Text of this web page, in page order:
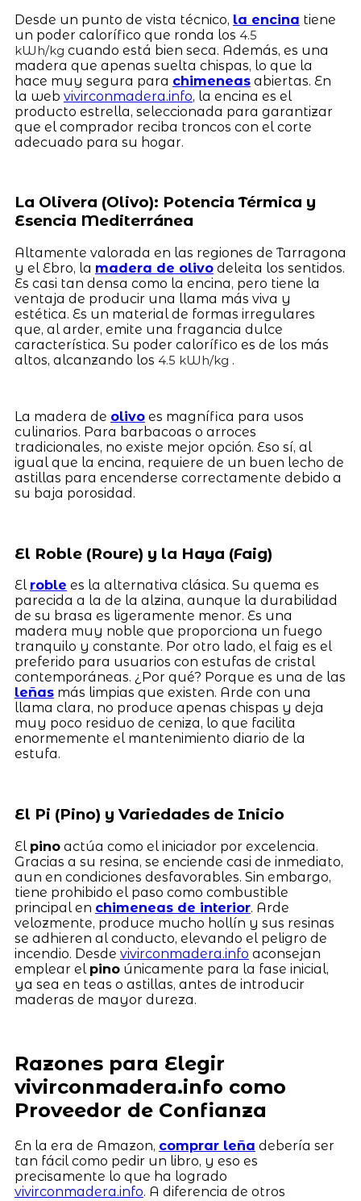
Desde un punto de vista técnico, la encina tiene
un poder calorífico que ronda los 4.5
kWh/kg cuando está bien seca. Además, es una
madera que apenas suelta chispas, lo que la
hace muy segura para chimeneasabiertas. En
la web vivirconmadera.info, la encina es el
producto estrella, seleccionada para garantizar
que el comprador reciba troncos con el corte
adecuado para su hogar.
La Olivera (Olivo): Potencia Térmica y
Esencia Mediterránea
Altamente valorada en las regiones de Tarragona
y el Ebro, la madera de olivodeleita los sentidos.
Es casi tan densa como la encina, pero tiene la
ventaja de producir una llama más viva y
estética. Es un material de formas irregulares
que, al arder, emite una fragancia dulce
característica. Su poder calorífico es de los más
altos, alcanzando los 4.5 kWh/kg .
La madera de olivoes magnífica para usos
culinarios. Para barbacoas o arroces
tradicionales, no existe mejor opción. Eso sí, al
igual que la encina, requiere de un buen lecho de
astillas para encenderse correctamente debido a
su baja porosidad.
El Roble (Roure) y la Haya (Faig)
El roble es la alternativa clásica. Su quema es
parecida a la de la alzina, aunque la durabilidad
de su brasa es ligeramente menor. Es una
madera muy noble que proporciona un fuego
tranquilo y constante. Por otro lado, el faig es el
preferido para usuarios con estufas de cristal
contemporáneas. ¿Por qué? Porque es una de las
leñasmás limpias que existen. Arde con una
llama clara, no produce apenas chispas y deja
muy poco residuo de ceniza, lo que facilita
enormemente el mantenimiento diario de la
estufa.
El Pi (Pino) y Variedades de Inicio
El pinoactúa como el iniciador por excelencia.
Gracias a su resina, se enciende casi de inmediato,
aun en condiciones desfavorables. Sin embargo,
tiene prohibido el paso como combustible
principal en chimeneas de interior. Arde
velozmente, produce mucho hollín y sus resinas
se adhieren al conducto, elevando el peligro de
incendio. Desde vivirconmadera.info aconsejan
emplear el pinoúnicamente para la fase inicial,
ya sea en teas o astillas, antes de introducir
maderas de mayor dureza.
Razones para Elegir
vivirconmadera.info como
Proveedor de Confianza
En la era de Amazon, comprar leña debería ser
tan fácil como pedir un libro, y eso es
precisamente lo que ha logrado
vivirconmadera.info. A diferencia de otros